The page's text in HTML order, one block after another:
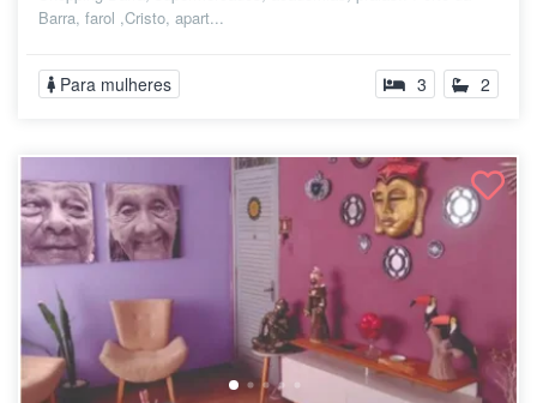
Barra, farol ,Cristo, apart...
Para mulheres 3 2